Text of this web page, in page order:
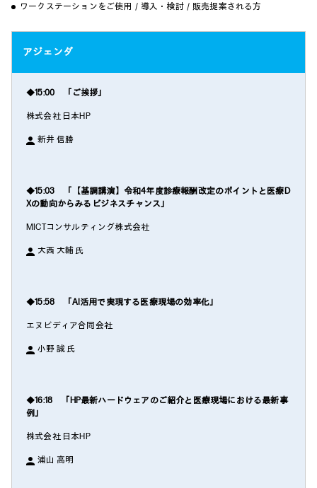
ワークステーションをご使用／導入・検討／販売提案される方
アジェンダ
◆15:00 「ご挨拶」
株式会社 日本HP
新井 信勝
◆15:03 「【基調講演】令和4年度診療報酬改定のポイントと医療D
Xの動向からみるビジネスチャンス」
MICTコンサルティング株式会社
大西 大輔 氏
◆15:58 「AI活用で実現する医療現場の効率化」
エヌビディア合同会社
小野 誠 氏
◆16:18 「HP最新ハードウェアのご紹介と医療現場における最新事
例」
株式会社 日本HP
浦山 高明